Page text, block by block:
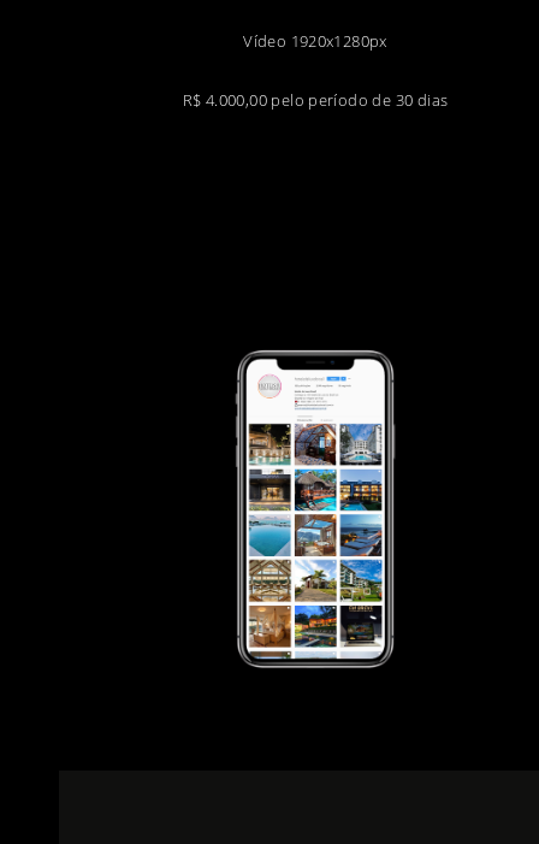
Vídeo 1920x1280px
R$ 4.000,00 pelo período de 30 dias